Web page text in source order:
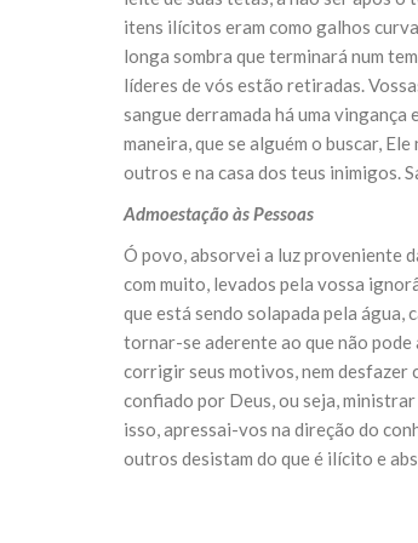
Falecimento do Imam
Em nome de Deus, o Clemente,
relembramos o martírio do
Hussein Ibn Ali Ibn Abi Táleb
itens ilícitos eram como galhos
longa sombra que terminará num
líderes de vós estão retiradas.
sangue derramada há uma
maneira, que se alguém o buscar,
outros e na casa dos teus inimigos.
Admoestação às Pessoas
Ó povo, absorvei a luz proveniente
com muito, levados pela vossa
que está sendo solapada pela água,
tornar-se aderente ao que não pode
corrigir seus motivos, nem desfazer
confiado por Deus, ou seja,
isso, apressai-vos na direção do
outros desistam do que é ilícito e